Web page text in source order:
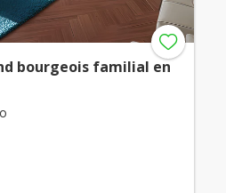
bourgeois familial en